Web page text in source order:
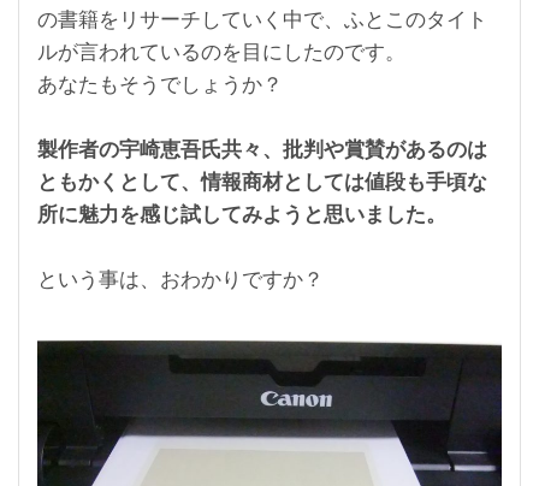
の書籍をリサーチしていく中で、ふとこのタイト
ルが言われているのを目にしたのです。
あなたもそうでしょうか？
製作者の宇崎恵吾氏共々、批判や賞賛があるのは
ともかくとして、情報商材としては値段も手頃な
所に魅力を感じ試してみようと思いました。
という事は、おわかりですか？